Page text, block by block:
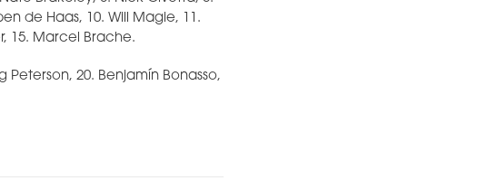
de Haas, 10. Will Magie, 11.
15. Marcel Brache.
Peterson, 20. Benjamín Bonasso,